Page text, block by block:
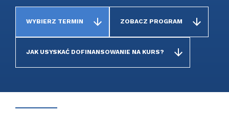
WYBIERZ TERMIN ZOBACZ PROGRAM
JAK USYSKAĆ DOFINANSOWANIE NA KURS?